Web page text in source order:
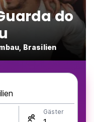
do
Brasilien
Gäster